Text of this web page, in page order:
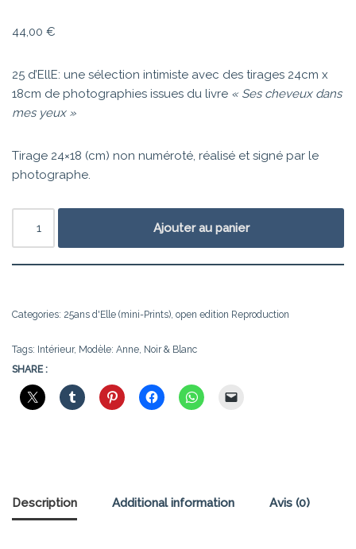
44,00 €
25 d’EllE: une sélection intimiste avec des tirages 24cm x
18cm de photographies issues du livre « Ses cheveux dans
mes yeux »
Tirage 24×18 (cm) non numéroté, réalisé et signé par le
photographe.
Ajouter au panier
Categories: 25ans d'Elle (mini-Prints), open edition Reproduction
Tags: Intérieur, Modèle: Anne, Noir & Blanc
SHARE :
Description Additional information Avis (0)